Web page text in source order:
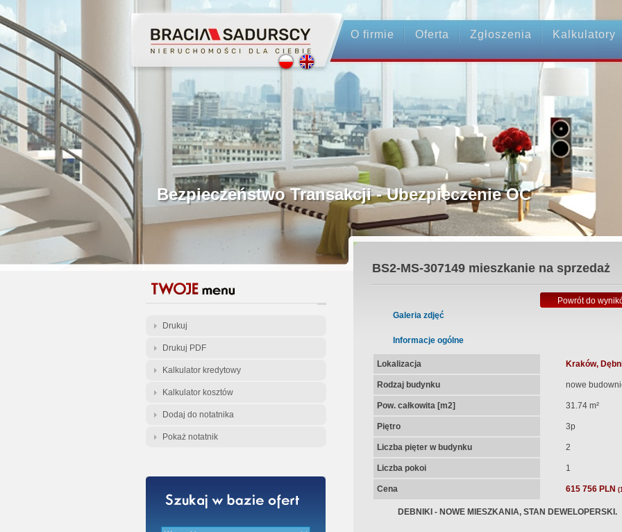
O firmie Oferta Zgłoszenia Kalkulatory
Profesjonalne Pośrednictwo
Bezpieczeństwo Transakcji - Ubezpieczenie OC
Licencjonowani Pośrednicy
Gwarancja Zwrotu Zadatku
Gratis - Przedwstępna Umowa Notarialna
Drukuj
Drukuj PDF
Kalkulator kredytowy
Kalkulator kosztów
Dodaj do notatnika
Pokaż notatnik
BS2-MS-307149mieszkanie na sprzedaż
Powrót do
Galeria zdjęć
Informacje ogólne
Lokalizacja Kraków,
Rodzaj budynku nowe
Pow. całkowita [m2] 31.74 m²
Piętro 3p
Liczba pięter w budynku 2
Liczba pokoi 1
Cena 615 756 PLN
DEBNIKI - NOWE MIESZKANIA, STAN DEWELOPERSKI.